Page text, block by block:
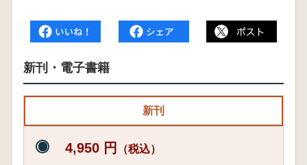
新刊・電子書籍
新刊
4,950 円 （税込）